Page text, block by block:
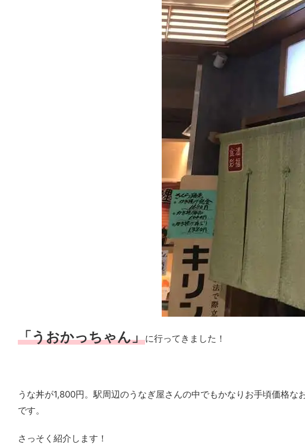
「うおかっちゃん」に行ってきました！
うな丼が1,800円。駅周辺のうなぎ屋さんの中でもかなりお手頃価格
です。
さっそく紹介します！